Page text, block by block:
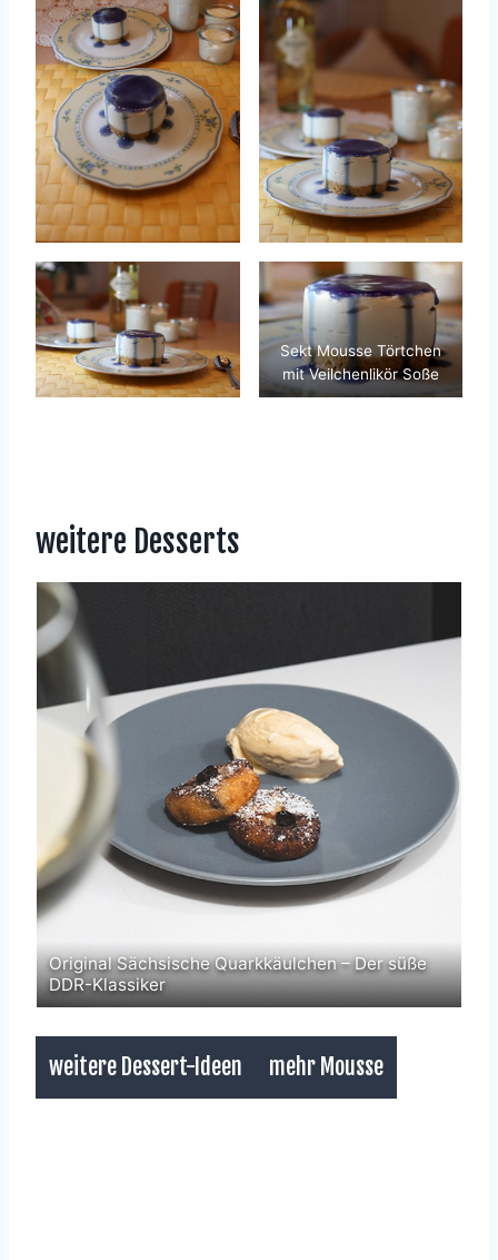
Sekt Mousse Törtchen
mit Veilchenlikör Soße
weitere Desserts
Original Sächsische Quarkkäulchen – Der süße
DDR-Klassiker
weitere Dessert-Ideen mehr Mousse